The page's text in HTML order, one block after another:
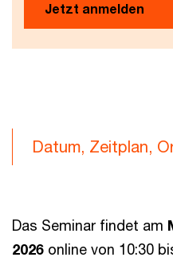
Jetzt anmelden
Datum, Zeitplan,
Das Seminar findet am
2026 online von 10:30